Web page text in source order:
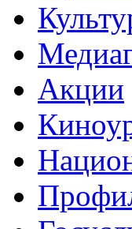
Акции